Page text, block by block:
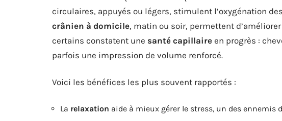
circulaires, appuyés ou légers, stimulent l’oxygénation
crânien à domicile, matin ou soir, permettent
certains constatent une santé capillaire en progrès :
parfois une impression de volume renforcé.
Voici les bénéfices les plus souvent rapportés :
La relaxation aide à mieux gérer le stress, un des ennemis